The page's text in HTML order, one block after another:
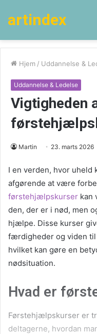
artindex
Hjem / Uddannelse &
Uddannelse & Ledelse
Vigtigheden
Martin 23. marts 2026
I en verden, hvor uheld
afgørende at være
førstehjælpskurser kan
den, der er i nød, men
hjælpe. Disse kurser
færdigheder og viden til
hvilket kan gøre en
nødsituation.
Hvad er
Førstehjælpskurser er
deltagerne, hvordan